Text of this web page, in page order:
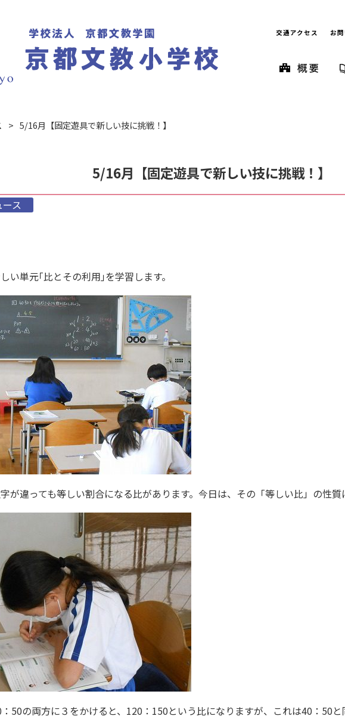
交通アクセス お
5/16月【固定遊具で新しい技に挑戦！】
5/16月【固定遊具で新しい技に挑戦！】
ス
い単元｢比とその利用｣を学習します。
が違っても等しい割合になる比があります。今日は、その「等しい比」の性質
50の両方に３をかけると、120：150という比になりますが、これは40：50